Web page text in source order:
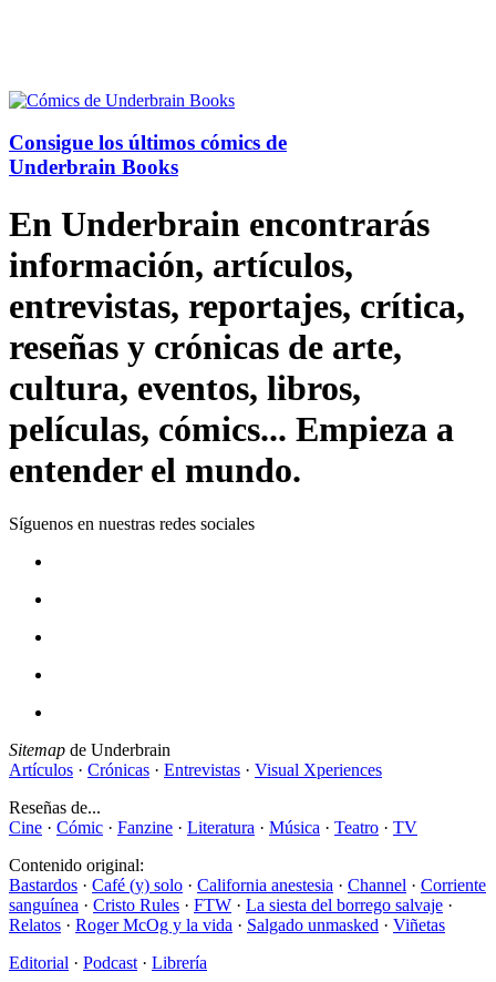
Consigue los últimos cómics de
Underbrain Books
En Underbrain encontrarás
información, artículos,
entrevistas, reportajes, crítica,
reseñas y crónicas de arte,
cultura, eventos, libros,
películas, cómics... Empieza a
entender el mundo.
Síguenos en nuestras redes sociales
Sitemap de Underbrain
Artículos · Crónicas · Entrevistas · Visual Xperiences
Reseñas de...
Cine · Cómic · Fanzine · Literatura · Música · Teatro · TV
Contenido original:
Bastardos · Café (y) solo · California anestesia · Channel · Corriente
sanguínea · Cristo Rules · FTW · La siesta del borrego salvaje ·
Relatos · Roger McOg y la vida · Salgado unmasked · Viñetas
Editorial · Podcast · Librería